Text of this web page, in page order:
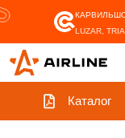
LUZAR,
Каталог